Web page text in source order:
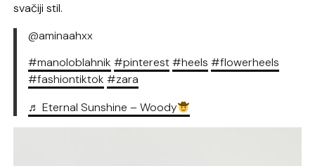
svačiji stil.
@aminaahxx
#manoloblahnik #pinterest#heels #flowerheels
#fashiontiktok #zara
♬ Eternal Sunshine – Woody